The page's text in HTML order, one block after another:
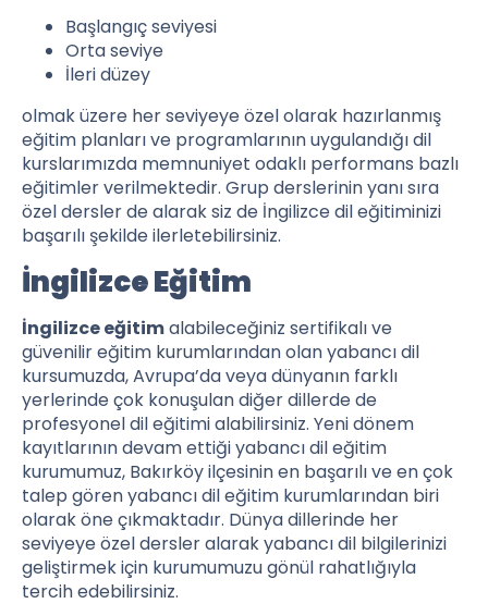
Başlangıç seviyesi
Orta seviye
İleri düzey
olmak üzere her seviyeye özel olarak hazırlanmış
eğitim planları ve programlarının uygulandığı dil
kurslarımızda memnuniyet odaklı performans bazlı
eğitimler verilmektedir. Grup derslerinin yanı sıra
özel dersler de alarak siz de İngilizce dil eğitiminizi
başarılı şekilde ilerletebilirsiniz.
İngilizce Eğitim
İngilizce eğitimalabileceğiniz sertifikalı ve
güvenilir eğitim kurumlarından olan yabancı dil
kursumuzda, Avrupa’da veya dünyanın farklı
yerlerinde çok konuşulan diğer dillerde de
profesyonel dil eğitimi alabilirsiniz. Yeni dönem
kayıtlarının devam ettiği yabancı dil eğitim
kurumumuz, Bakırköy ilçesinin en başarılı ve en çok
talep gören yabancı dil eğitim kurumlarından biri
olarak öne çıkmaktadır. Dünya dillerinde her
seviyeye özel dersler alarak yabancı dil bilgilerinizi
geliştirmek için kurumumuzu gönül rahatlığıyla
tercih edebilirsiniz.